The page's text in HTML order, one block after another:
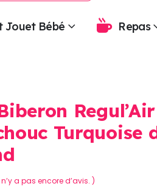
Jouet Bébé Repas
Turquoise
n’y a pas encore d’avis. )